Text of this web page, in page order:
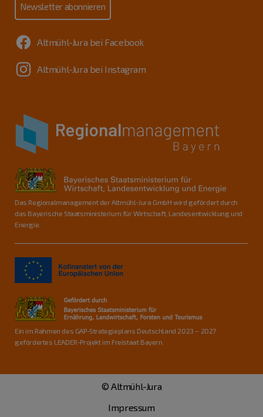
Newsletter abonnieren
Altmühl-Jura bei Facebook
Altmühl-Jura bei Instagram
Das Regionalmanagement der Altmühl-Jura GmbH wird gefördert durch
das Bayerische Staatsministerium für Wirtschaft, Landesentwicklung und
Energie.
Ein im Rahmen des GAP-Strategieplans Deutschland 2023 – 2027
gefördertes LEADER-Projekt im Freistaat Bayern.
© Altmühl-Jura
Impressum